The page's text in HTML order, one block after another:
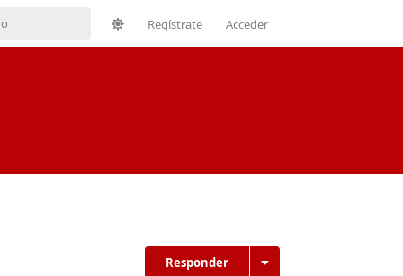
Regístrate Acceder
Responder